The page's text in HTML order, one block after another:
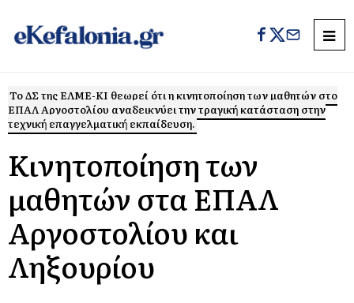
Το ΔΣ της ΕΛΜΕ-ΚΙ θεωρεί ότι η κινητοποίηση των μαθητών στο
ΕΠΑΛ Αργοστολίου αναδεικνύει την τραγική κατάσταση στην
τεχνική επαγγελματική εκπαίδευση.
Κινητοποίηση των
μαθητών στα ΕΠΑΛ
Αργοστολίου και
Ληξουρίου